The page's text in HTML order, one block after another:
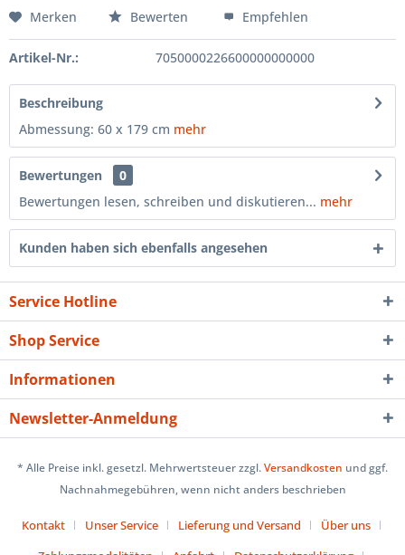
Merken Bewerten Empfehlen
Artikel-Nr.: 7050000226600000000000
Beschreibung
Abmessung: 60 x 179 cm mehr
Bewertungen
0
Bewertungen lesen, schreiben und diskutieren... mehr
Kunden haben sich ebenfalls angesehen
Service Hotline
Shop Service
Informationen
Newsletter-Anmeldung
* Alle Preise inkl. gesetzl. Mehrwertsteuer zzgl.Versandkosten und ggf.
Nachnahmegebühren, wenn nicht anders beschrieben
Kontakt Unser Service Lieferung und Versand
Über uns